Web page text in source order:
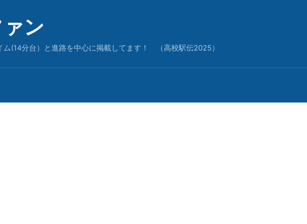
ン
(14分台）と進路を中心に掲載してます！ （高校駅伝2025）